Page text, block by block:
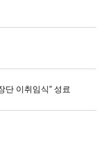
단 이취임식” 성료